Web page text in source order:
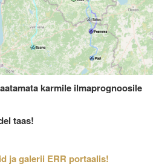
karmile ilmaprognoosile
taas!
ja galerii ERR portaalis!